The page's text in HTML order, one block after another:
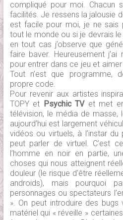
compliqué pour moi. Chacun
facilités. Je ressens la jalousie
est facile pour moi, je ne sais
tout le monde ou si je devrais
en tout cas j’observe que
faire baver. Heureusement
pour entrer dans ce jeu et
Tout n’est que programme,
propre code.
Pour revenir aux artistes
TOPY et Psychic TVet met
télévision, le média de masse,
aujourd’hui est largement
vidéos ou virtuels, à l’instar
peut parler de virtuel. C’est
l’homme en noir en partie,
choses qui nous atteignent
douleur (le risque d’être
androids), mais pourquoi
personnages ou spectateurs
». On peut introduire des
matériel qui « réveille »